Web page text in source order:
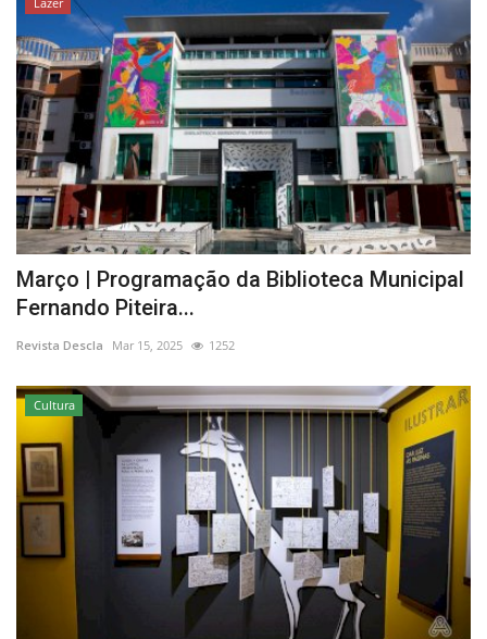
Março | Programação da Biblioteca Municipal
Fernando Piteira...
Revista Descla Mar 15, 2025 1252
Cultura